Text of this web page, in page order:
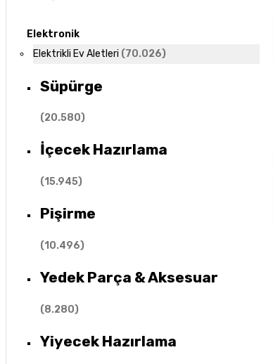
Elektronik
Elektrikli Ev Aletleri (70.026)
Süpürge
(20.580)
İçecek Hazırlama
(15.945)
Pişirme
(10.496)
Yedek Parça & Aksesuar
(8.280)
Yiyecek Hazırlama